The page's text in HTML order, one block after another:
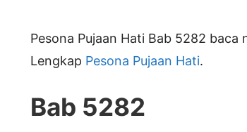
Pesona Pujaan Hati Bab 5282
Lengkap Pesona Pujaan Hati.
Bab 5282